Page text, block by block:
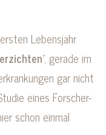
Lebensjahr
“, gerade im
gar nicht
eines Forscher-
schon einmal